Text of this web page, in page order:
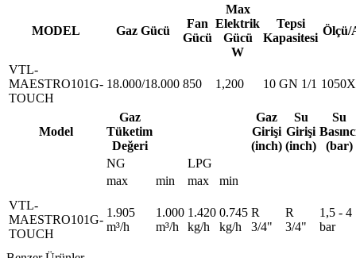
MODEL Gaz Gücü
Fan
Gücü
Max
Elektrik
Gücü
W
Tepsi
Kapasitesi
Ölçü/
VTL-
MAESTRO101G-
TOUCH
18.000/18.000 850 1,200 10 GN 1/1
Model
Gaz
Tüketim
Değeri
Gaz
Girişi
(inch)
Su
Girişi
(inch)
Su
(bar)
NG
LPG
max
min max
min
VTL-
MAESTRO101G-
TOUCH
1.905
m³/h
1.000
m³/h
1.420
kg/h
0.745
kg/h
R
3/4"
R
3/4"
1,5 - 4
bar